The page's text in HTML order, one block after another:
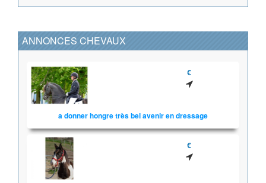
ANNONCES CHEVAUX
€
a donner hongre très bel avenir en dressage
€